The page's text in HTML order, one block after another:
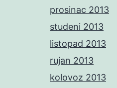
prosinac 2013
studeni 2013
listopad 2013
rujan 2013
kolovoz 2013